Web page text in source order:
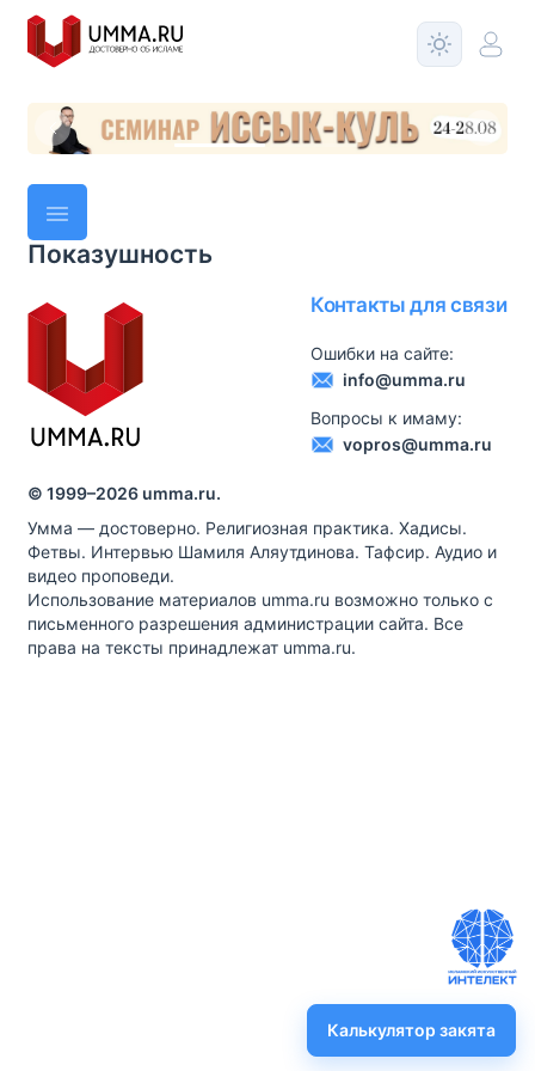
Показушность
Контакты для связи
Ошибки на сайте:
info@umma.ru
Вопросы к имаму:
vopros@umma.ru
© 1999–2026 umma.ru.
Умма — достоверно. Религиозная практика. Хадисы.
Фетвы. Интервью Шамиля Аляутдинова. Тафсир. Аудио и
видео проповеди.
Использование материалов umma.ru возможно только с
письменного разрешения администрации сайта. Все
права на тексты принадлежат umma.ru.
Калькулятор закята